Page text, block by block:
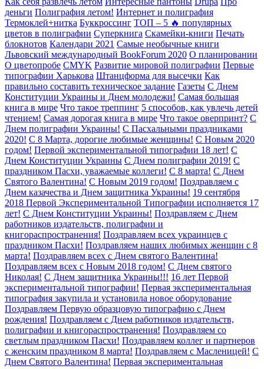
деньги Полиграфия летом! Интернет и полиграфия
Термоклей+нитка Буккроссинг ТОП – 5 🔥 популярных
цветов в полиграфии Суперкнига Скамейки-книги Печать
блокнотов Календари 2021 Самые необычные книги
Львовский международный BookForum 2020 О планировании
О цветопробе CMYK Развитие мировой полиграфии Первые
типографии Харькова Штанцформа для высечки Как
правильно составить техническое задание Газеты С Днем
Конституции Украины и Днем молодежи! Самая большая
книга в мире Что такое треппинг 5 способов, как увлечь детей
чтением! Самая дорогая книга в мире Что такое оверпринт? С
Днем полиграфии Украины! С Пасхальными праздниками
2020! C 8 Марта, дорогие любимые женщины! С Новым 2020
годом! Первой экспериментальной типографии 18 лет! С
Днем Конституции Украины С Днем полиграфии 2019! С
праздником Пасхи, уважаемые коллеги! С 8 марта! С Днем
Святого Валентина! С Новым 2019 годом! Поздравляем с
Днем казачества и Днем защитника Украины! 19 сентября
2018 Первой Экспериментальной Типографии исполняется 17
лет! С Днем Конституции Украины! Поздравляем с Днем
работников издательств, полиграфии и
книгораспространения! Поздравляем всех украинцев с
праздником Пасхи! Поздравляем наших любимых женщин с 8
марта! Поздравляем всех с Днем святого Валентина!
Поздравляем всех с Новым 2018 годом! С Днем святого
Николая! С Днем защитника Украины!!! 16 лет Первой
экспериментальной типографии! Первая экспериментальная
типография закупила и установила новое оборудование
Поздравляем Первую образцовую типографию с Днем
рождения! Поздравляем с Днем работников издательств,
полиграфии и книгораспространения! Поздравляем со
светлым праздником Пасхи! Поздравляем коллег и партнеров
с женским праздником 8 марта! Поздравляем с Масленицей! С
Днем Святого Валентина! Первая экспериментальная